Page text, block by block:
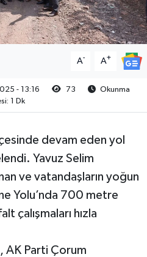
A- A+
- 13:16 73
Okunma
1 Dk
devam eden yol
Yavuz Selim
ve vatandaşların yoğun
Yolu’nda 700 metre
çalışmaları hızla
AK Parti Çorum